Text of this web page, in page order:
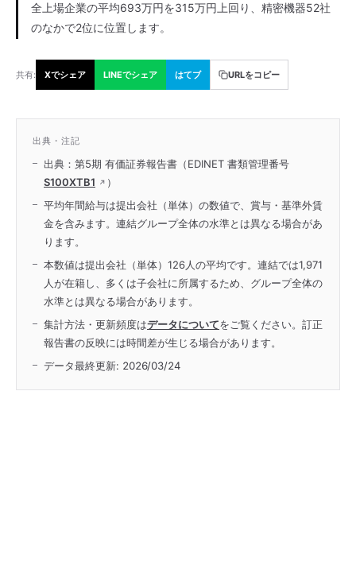
全上場企業の平均693万円を315万円上回り、精密機器52社
のなかで2位に位置します。
共有: Xでシェア LINEでシェア はてブ URLをコピー
出典・注記
出典：第5期 有価証券報告書（EDINET 書類管理番号
S100XTB1
）
平均年間給与は提出会社（単体）の数値で、賞与・基準外賃
金を含みます。連結グループ全体の水準とは異なる場合があ
ります。
本数値は提出会社（単体）126人の平均です。連結では1,971
人が在籍し、多くは子会社に所属するため、グループ全体の
水準とは異なる場合があります。
集計方法・更新頻度はデータについてをご覧ください。訂正
報告書の反映には時間差が生じる場合があります。
データ最終更新: 2026/03/24